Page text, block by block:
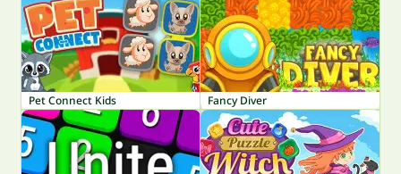
Pet Connect Kids Fancy Diver